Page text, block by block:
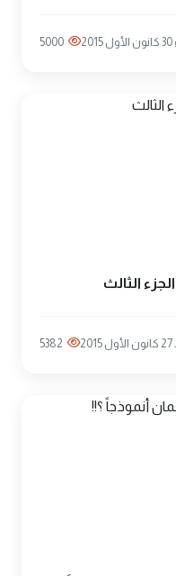
5000
الثالث
5382